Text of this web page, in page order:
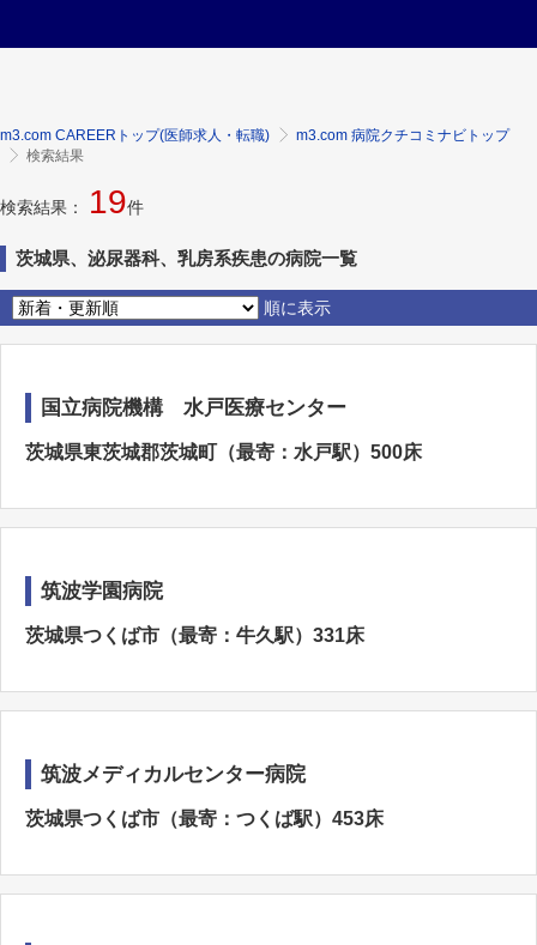
m3.com CAREERトップ(医師求人・転職)
m3.com 病院クチコミナビトップ
検索結果
検索結果： 19件
茨城県、泌尿器科、乳房系疾患の病院一覧
順に表示
国立病院機構 水戸医療センター
茨城県東茨城郡茨城町（最寄：水戸駅）500床
筑波学園病院
茨城県つくば市（最寄：牛久駅）331床
筑波メディカルセンター病院
茨城県つくば市（最寄：つくば駅）453床